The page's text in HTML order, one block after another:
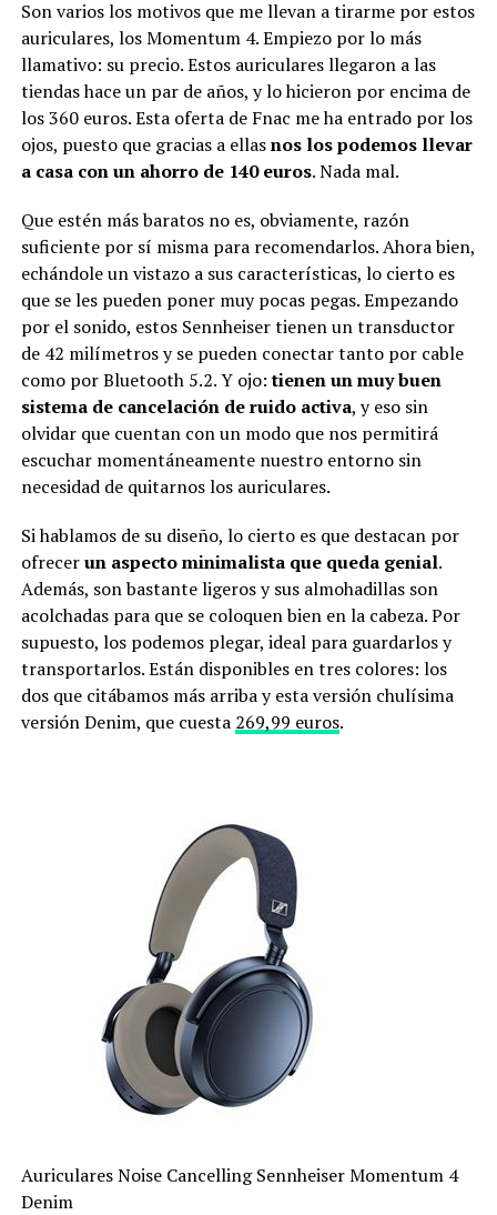
Son varios los motivos que me llevan a tirarme por estos
auriculares, los Momentum 4. Empiezo por lo más
llamativo: su precio. Estos auriculares llegaron a las
tiendas hace un par de años, y lo hicieron por encima de
los 360 euros. Esta oferta de Fnac me ha entrado por los
ojos, puesto que gracias a ellasnos los podemos llevar
a casa con un ahorro de 140 euros. Nada mal.
Que estén más baratos no es, obviamente, razón
suficiente por sí misma para recomendarlos. Ahora bien,
echándole un vistazo a sus características, lo cierto es
que se les pueden poner muy pocas pegas. Empezando
por el sonido, estos Sennheiser tienen un transductor
de 42 milímetros y se pueden conectar tanto por cable
como por Bluetooth 5.2. Y ojo:tienen un muy buen
sistema de cancelación de ruido activa, y eso sin
olvidar que cuentan con un modo que nos permitirá
escuchar momentáneamente nuestro entorno sin
necesidad de quitarnos los auriculares.
Si hablamos de su diseño, lo cierto es que destacan por
ofrecerun aspecto minimalista que queda genial.
Además, son bastante ligeros y sus almohadillas son
acolchadas para que se coloquen bien en la cabeza. Por
supuesto, los podemos plegar, ideal para guardarlos y
transportarlos. Están disponibles en tres colores: los
dos que citábamos más arriba y esta versión chulísima
versión Denim, que cuesta 269,99 euros.
Auriculares Noise Cancelling Sennheiser Momentum 4
Denim